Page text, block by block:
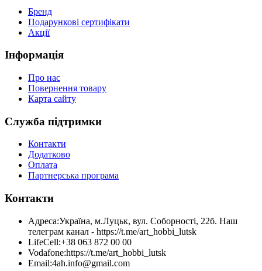
Бренд
Подарункові сертифікати
Акції
Інформація
Про нас
Повернення товару
Карта сайту
Служба підтримки
Контакти
Додатково
Оплата
Партнерська програма
Контакти
Адреса:Україна, м.Луцьк, вул. Соборності, 22б. Наш
телеграм канал - https://t.me/art_hobbi_lutsk
LifeCell:+38 063 872 00 00
Vodafone:https://t.me/art_hobbi_lutsk
Email:4ah.info@gmail.com